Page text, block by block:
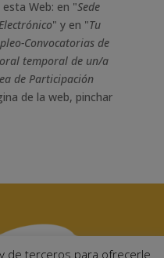
Web: en "Sede
" y en "Tu
Convocatorias de
temporal de un/a
de Participación
de la web, pinchar
de terceros para ofrecerle